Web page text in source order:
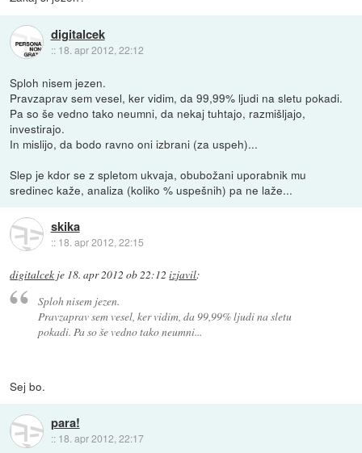
digitalcek
:: 18. apr 2012, 22:12
Sploh nisem jezen.
Pravzaprav sem vesel, ker vidim, da 99,99% ljudi na sletu pokadi.
Pa so še vedno tako neumni, da nekaj tuhtajo, razmišljajo,
investirajo.
In mislijo, da bodo ravno oni izbrani (za uspeh)...
Slep je kdor se z spletom ukvaja, obubožani uporabnik mu
sredinec kaže, analiza (koliko % uspešnih) pa ne laže...
skika
:: 18. apr 2012, 22:15
digitalcek je 18. apr 2012 ob 22:12 izjavil:
Sploh nisem jezen.
Pravzaprav sem vesel, ker vidim, da 99,99% ljudi na sletu
pokadi. Pa so še vedno tako neumni...
Sej bo.
para!
:: 18. apr 2012, 22:17